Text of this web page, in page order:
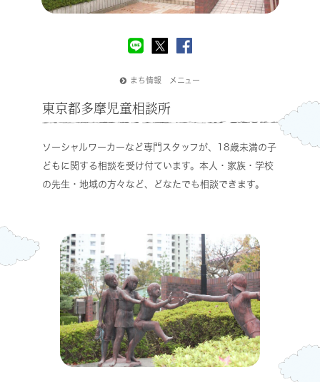
まち情報 メニュー
東京都多摩児童相談所
ソーシャルワーカーなど専門スタッフが、18歳未満の子
どもに関する相談を受け付ています。本人・家族・学校
の先生・地域の方々など、どなたでも相談できます。